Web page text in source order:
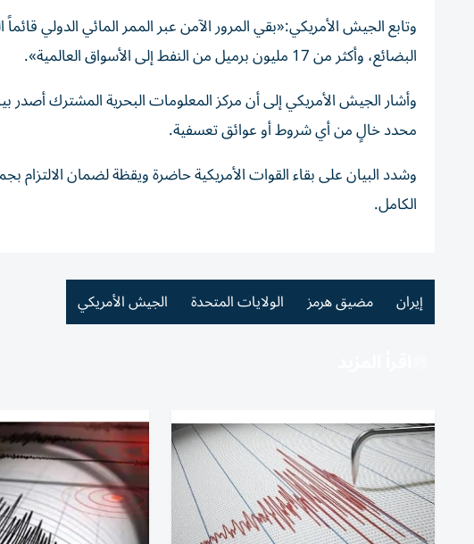
البضائع، وأكثر من 17 مليون برميل من النفط إلى الأسواق العالمية».
وأشار الجيش الأمريكي إلى أن مركز المعلومات البحرية المشترك
محدد خالٍ من أي شروط أو عوائق تعسفية.
وشدد البيان على بقاء القوات الأمريكية حاضرة ويقظة لضمان الالتزام
الكامل.
إيران مضيق هرمز الولايات المتحدة الجيش الأمريكي